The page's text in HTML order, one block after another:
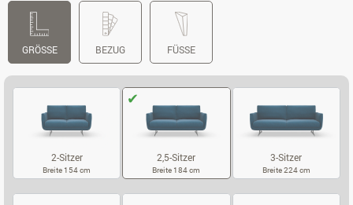
GRÖSSE BEZUG FÜSSE
2-Sitzer
Breite 154 cm
2,5-Sitzer
Breite 184 cm
3-Sitzer
Breite 224 cm